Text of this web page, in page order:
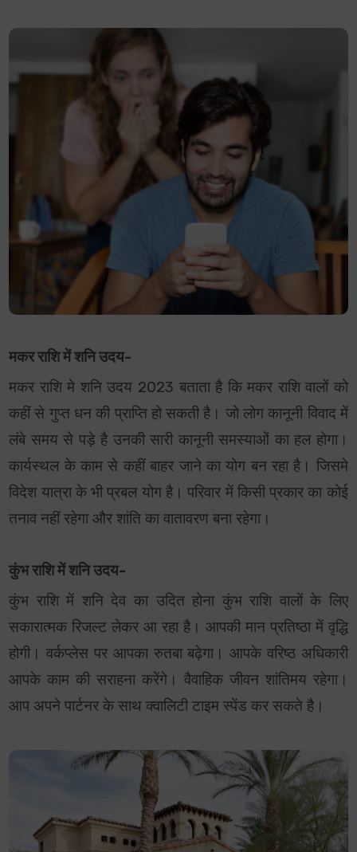
मकर राशि में शनि उदय-
मकर राशि मे शनि उदय 2023 बताता है कि मकर राशि वालों को
कहीं से गुप्त धन की प्राप्ति हो सकती है। जो लोग कानूनी विवाद में
लंबे समय से पड़े है उनकी सारी कानूनी समस्याओं का हल होगा।
कार्यस्थल के काम से कहीं बाहर जाने का योग बन रहा है। जिसमे
विदेश यात्रा के भी प्रबल योग है। परिवार में किसी प्रकार का कोई
तनाव नहीं रहेगा और शांति का वातावरण बना रहेगा।
कुंभ राशि में शनि उदय-
कुंभ राशि में शनि देव का उदित होना कुंभ राशि वालों के लिए
सकारात्मक रिजल्ट लेकर आ रहा है। आपकी मान प्रतिष्ठा में वृद्धि
होगी। वर्कप्लेस पर आपका रुतबा बढ़ेगा। आपके वरिष्ठ अधिकारी
आपके काम की सराहना करेंगे। वैवाहिक जीवन शांतिमय रहेगा।
आप अपने पार्टनर के साथ क्वालिटी टाइम स्पेंड कर सकते है।